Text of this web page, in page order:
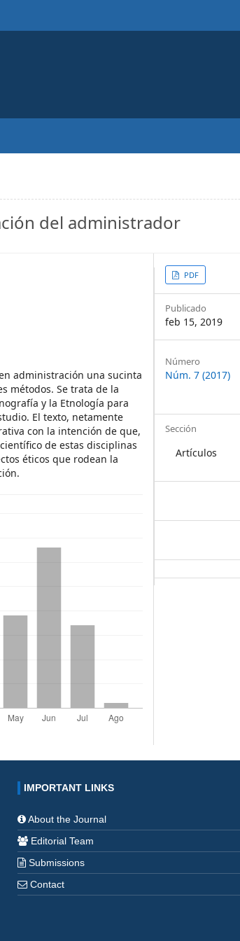
del administrador
administración una sucinta
métodos. Se trata de la
y la Etnología para
El texto, netamente
con la intención de que,
de estas disciplinas
éticos que rodean la
Article
Sidebar
PDF
Publicado
feb 15, 2019
Article
Details
Número
Núm. 7 (2017)
Sección
Artículos
IMPORTANT LINKS
About the Journal
Editorial Team
Submissions
Contact